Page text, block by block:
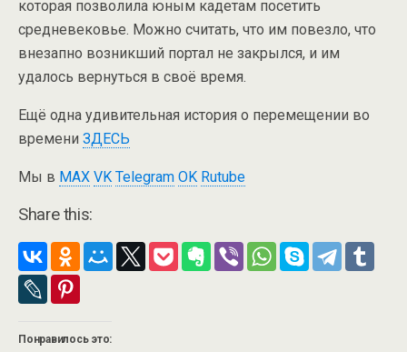
которая позволила юным кадетам посетить
средневековье. Можно считать, что им повезло, что
внезапно возникший портал не закрылся, и им
удалось вернуться в своё время.
Ещё одна удивительная история о перемещении во
времени ЗДЕСЬ
Мы в MAX VK Telegram OK Rutube
Share this:
Понравилось это: